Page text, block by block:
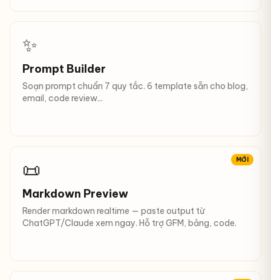
✨
Prompt Builder
Soạn prompt chuẩn 7 quy tắc. 6 template sẵn cho blog,
email, code review...
MỚI
📜
Markdown Preview
Render markdown realtime — paste output từ
ChatGPT/Claude xem ngay. Hỗ trợ GFM, bảng, code.